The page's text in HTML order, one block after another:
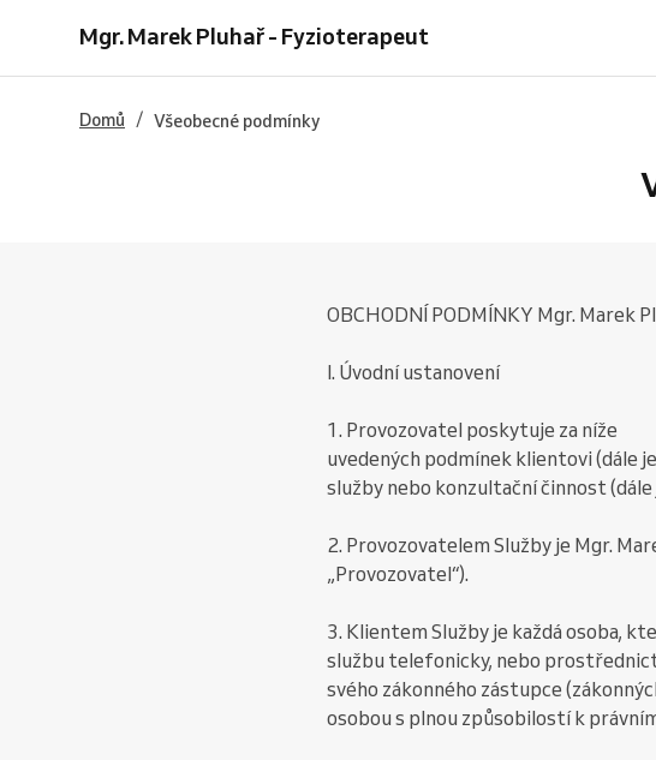
Mgr. Marek Pluhař - Fyzioterapeut
Domů / Všeobecné podmínky
OBCHODNÍ PODMÍNKY Mgr. Marek
I. Úvodní ustanovení
1. Provozovatel poskytuje za níže
uvedených podmínek klientovi (dále
služby nebo konzultační činnost (dále
2. Provozovatelem Služby je Mgr.
„Provozovatel“).
3. Klientem Služby je každá osoba,
službu telefonicky, nebo
svého zákonného zástupce
osobou s plnou způsobilostí k